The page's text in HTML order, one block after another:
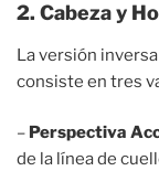
2. Cabeza y
La versión
consiste en tres
– Perspectiva
de la línea de